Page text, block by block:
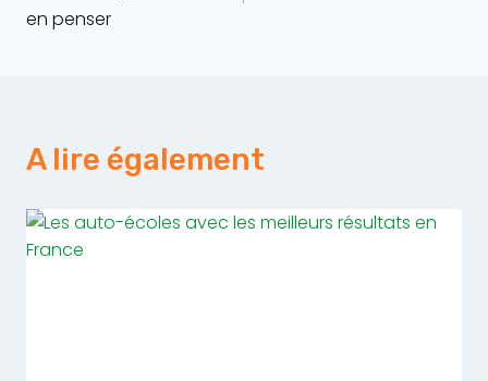
l’article
en penser
A lire également